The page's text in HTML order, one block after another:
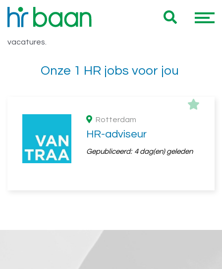
Vacatures HR officer
Hieronder vind je een overzicht van al onze HR officer
vacatures.
Onze 1 HR jobs voor jou
Rotterdam
HR-adviseur
Gepubliceerd: 4 dag(en) geleden